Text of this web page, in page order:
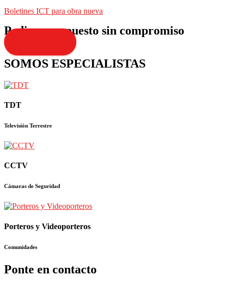
Boletines ICT para obra nueva
Pedir presupuesto sin compromiso
SOMOS ESPECIALISTAS
TDT
Televisión Terrestre
CCTV
Cámaras de Seguridad
Porteros y Videoporteros
Comunidades
Ponte en contacto